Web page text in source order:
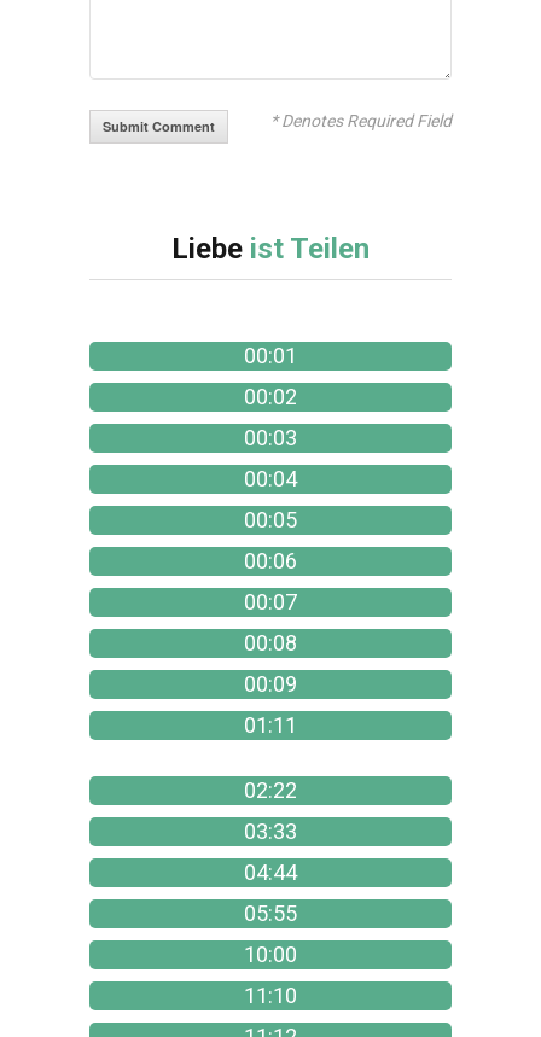
* Denotes Required Field
Liebe ist Teilen
00:01
00:02
00:03
00:04
00:05
00:06
00:07
00:08
00:09
01:11
02:22
03:33
04:44
05:55
10:00
11:10